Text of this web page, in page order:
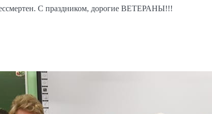
С праздником, дорогие ВЕТЕРАНЫ!!!